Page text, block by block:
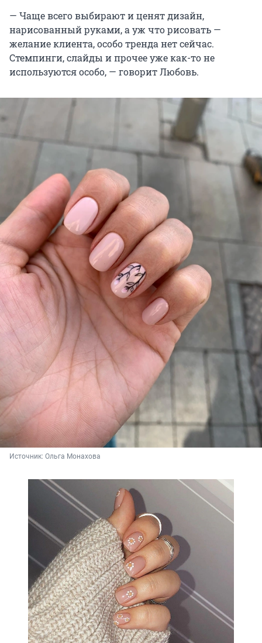
— Чаще всего выбирают и ценят дизайн,
нарисованный руками, а уж что рисовать —
желание клиента, особо тренда нет сейчас.
Стемпинги, слайды и прочее уже как-то не
используются особо, — говорит Любовь.
Источник: Ольга Монахова